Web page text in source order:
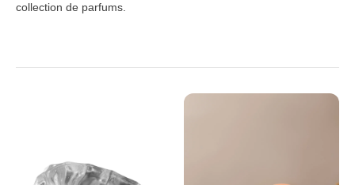
collection de parfums.